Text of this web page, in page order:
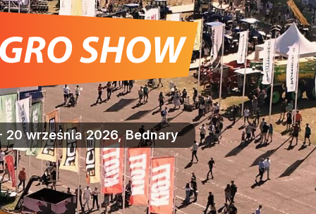
20 września 2026, Bednary